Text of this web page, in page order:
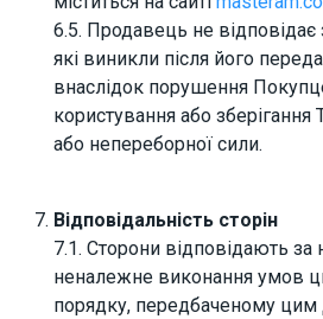
6.5. Продавець не відповідає
які виникли після його
внаслідок порушення
користування або зберігання
або непереборної сили.
Відповідальність сторін
7.1. Сторони відповідають за
неналежне виконання умов
порядку, передбаченому